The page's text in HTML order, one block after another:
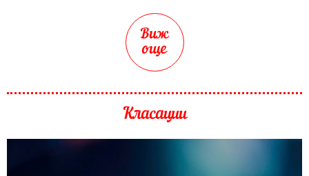
Виж
още
Класации